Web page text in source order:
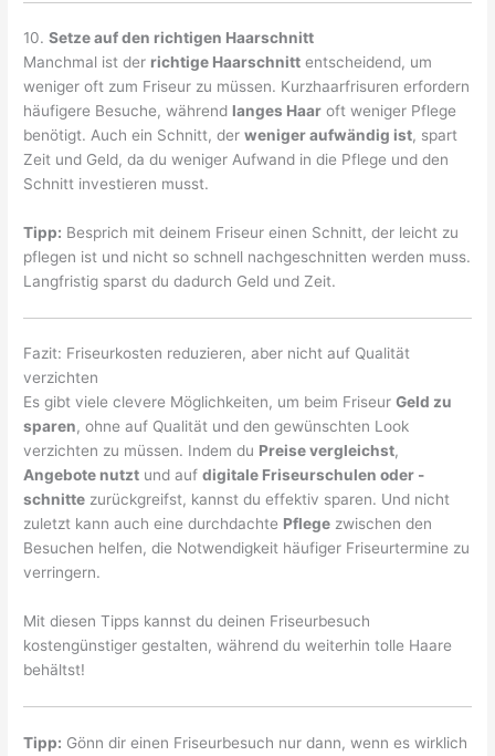
10.Setze auf den richtigen Haarschnitt
Manchmal ist der richtige Haarschnitt entscheidend, um
weniger oft zum Friseur zu müssen. Kurzhaarfrisuren erfordern
häufigere Besuche, während langes Haar oft weniger Pflege
benötigt. Auch ein Schnitt, derweniger aufwändig ist, spart
Zeit und Geld, da du weniger Aufwand in die Pflege und den
Schnitt investieren musst.
Tipp: Besprich mit deinem Friseur einen Schnitt, der leicht zu
pflegen ist und nicht so schnell nachgeschnitten werden muss.
Langfristig sparst du dadurch Geld und Zeit.
Fazit: Friseurkosten reduzieren, aber nicht auf Qualität
verzichten
Es gibt viele clevere Möglichkeiten, um beim FriseurGeld zu
sparen, ohne auf Qualität und den gewünschten Look
verzichten zu müssen. Indem du Preise vergleichst,
Angebote nutzt und aufdigitale Friseurschulen oder -
schnitte zurückgreifst, kannst du effektiv sparen. Und nicht
zuletzt kann auch eine durchdachte Pflege zwischen den
Besuchen helfen, die Notwendigkeit häufiger Friseurtermine zu
verringern.
Mit diesen Tipps kannst du deinen Friseurbesuch
kostengünstiger gestalten, während du weiterhin tolle Haare
behältst!
Tipp: Gönn dir einen Friseurbesuch nur dann, wenn es wirklich